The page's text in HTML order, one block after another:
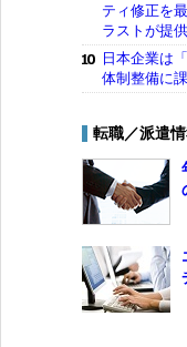
ティ修正を
ラストが提
日本企業は
体制整備に
転職／派遣